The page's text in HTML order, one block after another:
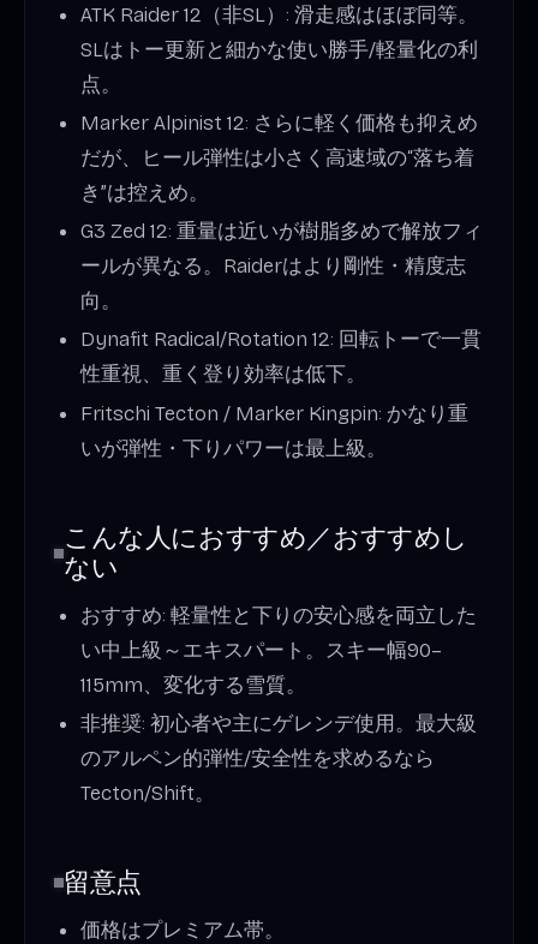
ATK Raider 12（非SL）: 滑走感はほぼ同等。
SLはトー更新と細かな使い勝手/軽量化の利
点。
Marker Alpinist 12: さらに軽く価格も抑えめ
だが、ヒール弾性は小さく高速域の“落ち着
き”は控えめ。
G3 Zed 12: 重量は近いが樹脂多めで解放フィ
ールが異なる。Raiderはより剛性・精度志
向。
Dynafit Radical/Rotation 12: 回転トーで一貫
性重視、重く登り効率は低下。
Fritschi Tecton / Marker Kingpin: かなり重
いが弾性・下りパワーは最上級。
こんな人におすすめ／おすすめし
ない
おすすめ: 軽量性と下りの安心感を両立した
い中上級～エキスパート。スキー幅90–
115mm、変化する雪質。
非推奨: 初心者や主にゲレンデ使用。最大級
のアルペン的弾性/安全性を求めるなら
Tecton/Shift。
留意点
価格はプレミアム帯。